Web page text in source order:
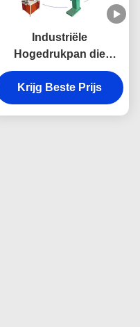
Industriële
Hogedrukpan die
Machine maken
Hydraulisch voor het
Plastic het Kooktoestel
Krijg Beste Prijs